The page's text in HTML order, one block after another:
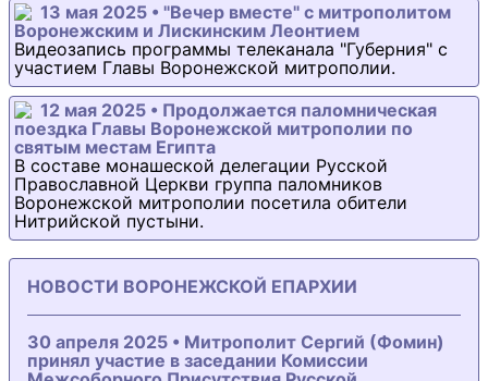
13 мая 2025 • "Вечер вместе" с митрополитом
Воронежским и Лискинским Леонтием
Видеозапись программы телеканала "Губерния" с
участием Главы Воронежской митрополии.
12 мая 2025 • Продолжается паломническая
поездка Главы Воронежской митрополии по
святым местам Египта
В составе монашеской делегации Русской
Православной Церкви группа паломников
Воронежской митрополии посетила обители
Нитрийской пустыни.
НОВОСТИ ВОРОНЕЖСКОЙ ЕПАРХИИ
30 апреля 2025 • Митрополит Сергий (Фомин)
принял участие в заседании Комиссии